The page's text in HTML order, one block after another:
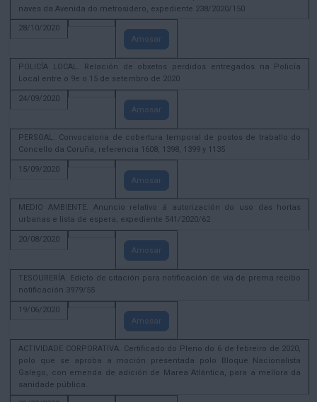
naves da Avenida do metrosidero, expediente 238/2020/150
28/10/2020
Amosar
POLICÍA LOCAL. Relación de obxetos perdidos entregados na Policía
Local entre o 9e o 15 de setembro de 2020
24/09/2020
Amosar
PERSOAL. Convocatoria de cobertura temporal de postos de traballo do
Concello da Coruña, referencia 1608, 1398, 1399 y 1135
15/09/2020
Amosar
MEDIO AMBIENTE. Anuncio relativo á autorización do uso das hortas
urbanas e lista de espera, expediente 541/2020/62
20/08/2020
Amosar
TESOURERÍA. Edicto de citación para notificación de vía de prema recibo
notificación 3979/55
19/06/2020
Amosar
ACTIVIDADE CORPORATIVA. Certificado do Pleno do 6 de febreiro de 2020,
polo que se aproba a moción presentada polo Bloque Nacionalista
Galego, con emenda de adición de Marea Atlántica, para a mellora da
sanidade pública.